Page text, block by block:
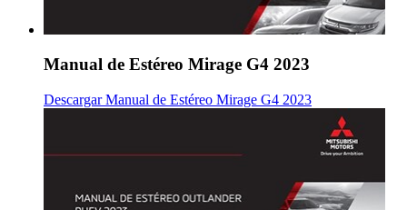
Manual de Estéreo Mirage G4 2023
Descargar Manual de Estéreo Mirage G4 2023